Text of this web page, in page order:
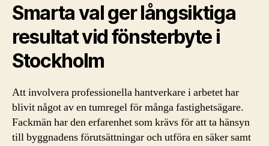
Smarta val ger långsiktiga
resultat vid fönsterbyte i
Stockholm
Att involvera professionella hantverkare i arbetet har
blivit något av en tumregel för många fastighetsägare.
Fackmän har den erfarenhet som krävs för att ta hänsyn
till byggnadens förutsättningar och utföra en säker samt